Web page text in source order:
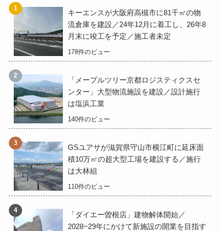
キーエンスが大阪府高槻市に81千㎡の物
流倉庫を建設／24年12月に着工し、26年8
月末に竣工を予定／施工者未定
178件のビュー
「メープルツリー京都ロジスティクスセ
ンター」大型物流施設を建設／設計施行
は塩浜工業
140件のビュー
GSユアサが滋賀県守山市横江町に延床面
積10万㎡の超大型工場を建設する／施行
は大林組
110件のビュー
「ダイエー曽根店」建物解体開始／
2028~29年にかけて新施設の開業を目指す